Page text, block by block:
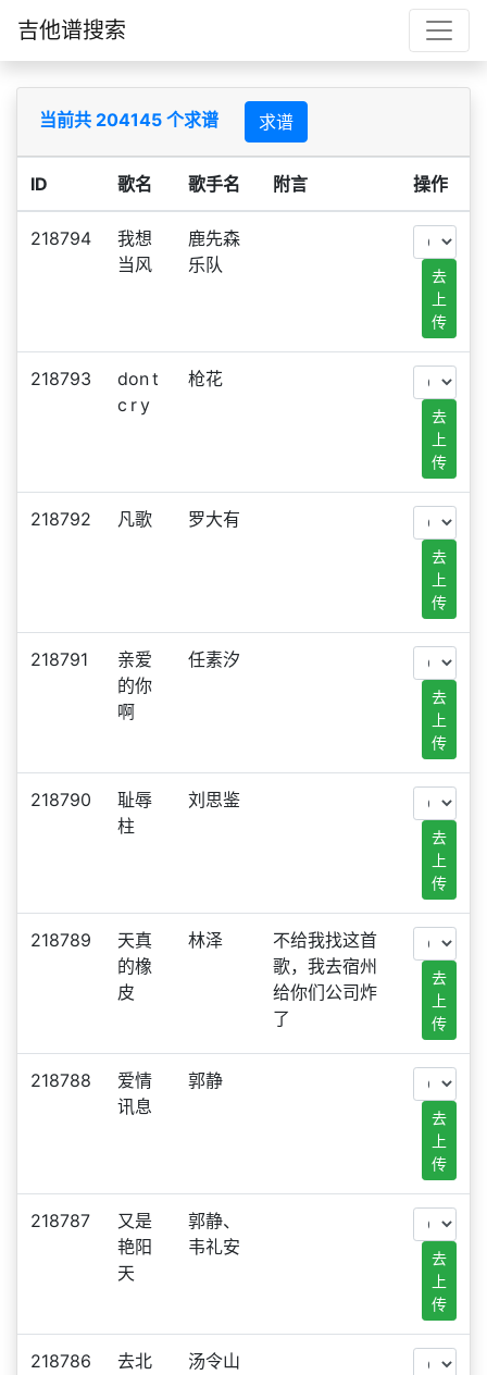
吉他谱搜索
当前共 204145 个求谱 求谱
ID 歌名 歌手名 附言 操作
218794
我想
当风
鹿先森
乐队
去
上
传
218793
don t
c r y
枪花
去
上
传
218792 凡歌 罗大有
去
上
传
218791
亲爱
的你
啊
任素汐
去
上
传
218790
耻辱
柱
刘思鉴
去
上
传
218789
天真
的橡
皮
林泽
不给我找这首
歌，我去宿州
给你们公司炸
了
去
上
传
218788
爱情
讯息
郭静
去
上
传
218787
又是
艳阳
天
郭静、
韦礼安
去
上
传
218786
去北
汤令山